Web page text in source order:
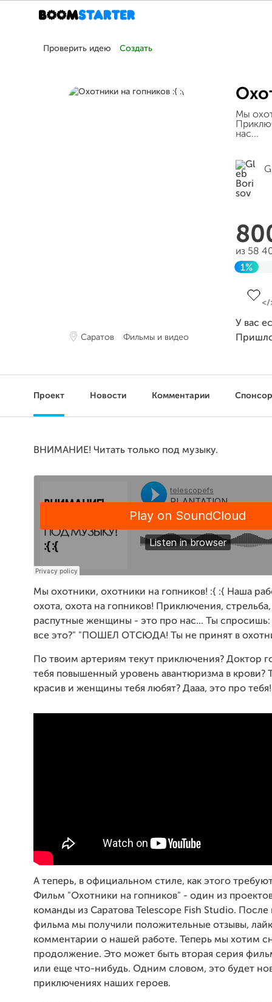
Проверить идею Создать
Саратов Фильмы и видео
Мы
нас...
из 58
1%
У вас
Проект Новости Комментарии
ВНИМАНИЕ! Читать только под музыку.
Мы охотники, охотники на гопников! :{ :{ Наша
охота, охота на гопников! Приключения,
распутные женщины - это про нас... Ты спросишь:
все это?" "ПОШЕЛ ОТСЮДА! Ты не принят в
По твоим артериям текут приключения? Доктор
тебя повышенный уровень авантюризма в крови?
красив и женщины тебя любят? Дааа, это про
А теперь, в официальном стиле, как этого
Фильм "Охотники на гопников" - один из
команды из Саратова Telescope Fish Studio. После
фильма мы получили положительные отзывы,
комментарии о нашей работе. Теперь мы хотим
продолжение. Это может быть вторая серия
или еще что-нибудь. Одним словом, это будет
приключениях наших героев.